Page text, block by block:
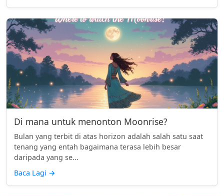
Di mana untuk menonton Moonrise?
Bulan yang terbit di atas horizon adalah salah satu saat
tenang yang entah bagaimana terasa lebih besar
daripada yang se...
Baca Lagi →